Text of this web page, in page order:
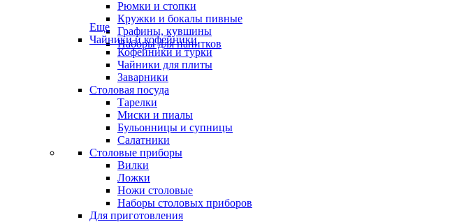
Рюмки и стопки
Кружки и бокалы пивные
Графины, кувшины
Наборы для напитков
Еще
Чайники и кофейники
Кофейники и турки
Чайники для плиты
Заварники
Столовая посуда
Тарелки
Миски и пиалы
Бульонницы и супницы
Салатники
Столовые приборы
Вилки
Ложки
Ножи столовые
Наборы столовых приборов
Для приготовления